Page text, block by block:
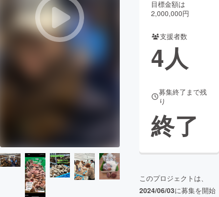
まちづくり・地域活性化
CAMPFIRE for Social Good
CAMPFIRE Creation
コミュニティ
目標金額は
2,000,000円
支援者数
4人
募集終了まで残
り
終了
このプロジェクトは、
2024/06/03に募集を開始